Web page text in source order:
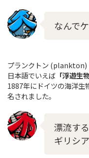
なんで
プランクトン (plankton)
日本語でいえば 「浮遊生物
1887年にドイツの海洋生
名されました。
漂流す
ギリシ